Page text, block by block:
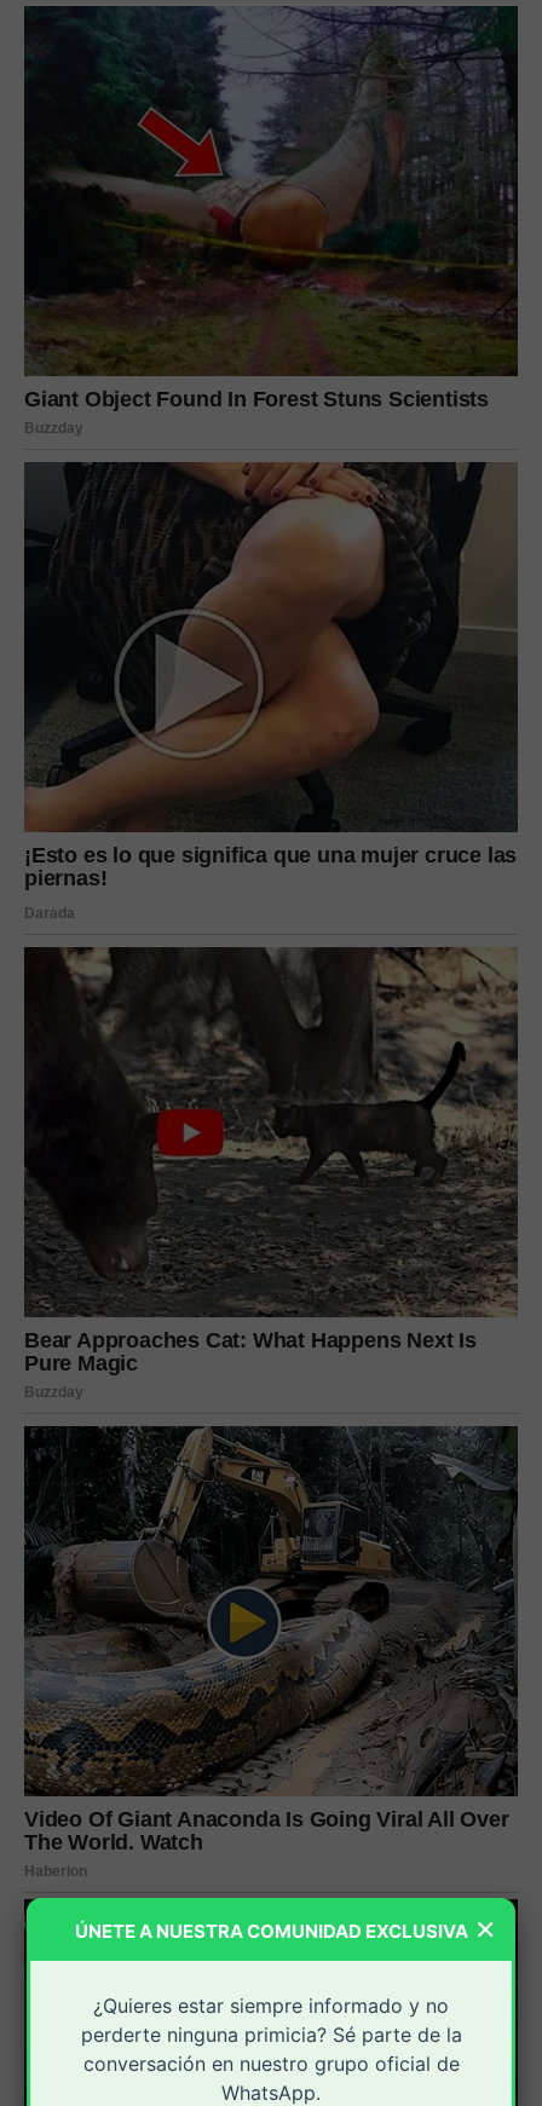
×
ÚNETE A NUESTRA COMUNIDAD EXCLUSIVA
¿Quieres estar siempre informado y no
perderte ninguna primicia? Sé parte de la
conversación en nuestro grupo oficial de
WhatsApp.